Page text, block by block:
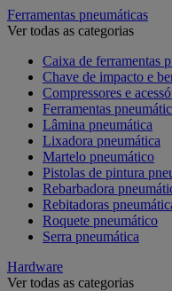
Ferramentas pneumáticas
Ver todas as categorias
Caixa de ferramentas
Chave de impacto e
Compressores e
Ferramentas
Lâmina pneumática
Lixadora pneumática
Martelo pneumático
Pistolas de pintura
Rebarbadora
Rebitadoras
Roquete pneumático
Serra pneumática
Hardware
Ver todas as categorias